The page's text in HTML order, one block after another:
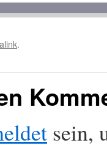
.
sein,